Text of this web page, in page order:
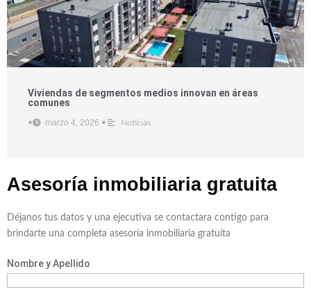
Viviendas de segmentos medios innovan en áreas
comunes
• marzo 4, 2026 • Noticias
Asesoría inmobiliaria gratuita
Déjanos tus datos y una ejecutiva se contactara contigo para
brindarte una completa asesoría inmobiliaria gratuita
Nombre y Apellido